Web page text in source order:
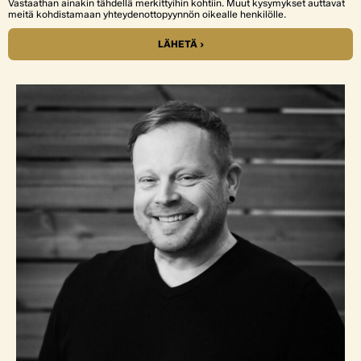
Vastaathan ainakin tähdellä merkittyihin kohtiin. Muut kysymykset auttavat
meitä kohdistamaan yhteydenottopyynnön oikealle henkilölle.
LÄHETÄ ›